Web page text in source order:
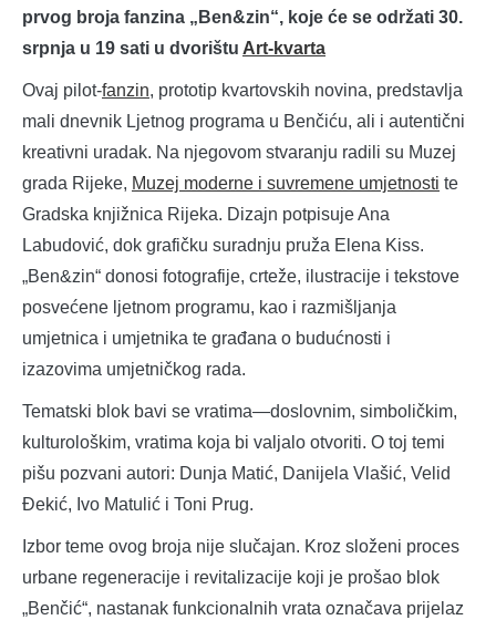
prvog broja fanzina „Ben&zin“, koje će se održati 30.
srpnja u 19 sati u dvorištu Art-kvarta
Ovaj pilot-fanzin, prototip kvartovskih novina, predstavlja
mali dnevnik Ljetnog programa u Benčiću, ali i autentični
kreativni uradak. Na njegovom stvaranju radili su Muzej
grada Rijeke, Muzej moderne i suvremene umjetnosti te
Gradska knjižnica Rijeka. Dizajn potpisuje Ana
Labudović, dok grafičku suradnju pruža Elena Kiss.
„Ben&zin“ donosi fotografije, crteže, ilustracije i tekstove
posvećene ljetnom programu, kao i razmišljanja
umjetnica i umjetnika te građana o budućnosti i
izazovima umjetničkog rada.
Tematski blok bavi se vratima—doslovnim, simboličkim,
kulturološkim, vratima koja bi valjalo otvoriti. O toj temi
pišu pozvani autori: Dunja Matić, Danijela Vlašić, Velid
Đekić, Ivo Matulić i Toni Prug.
Izbor teme ovog broja nije slučajan. Kroz složeni proces
urbane regeneracije i revitalizacije koji je prošao blok
„Benčić“, nastanak funkcionalnih vrata označava prijelaz